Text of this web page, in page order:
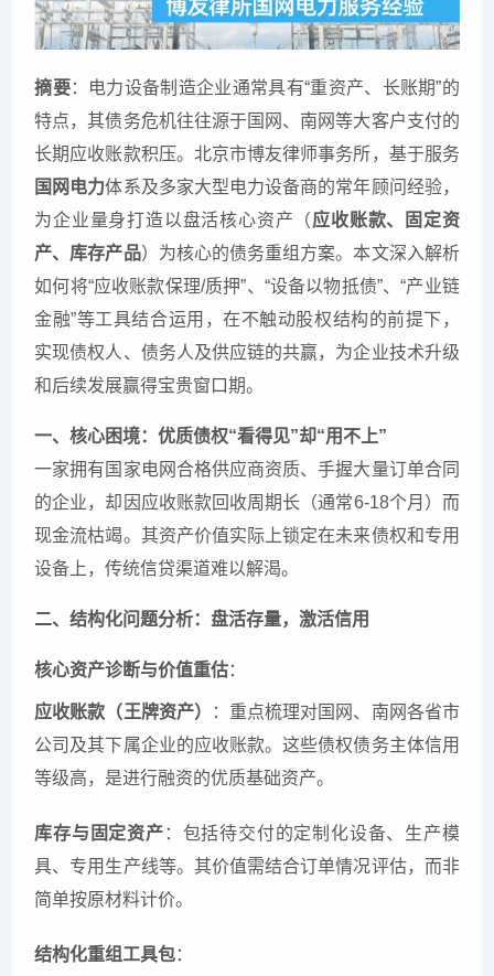
摘要：电力设备制造企业通常具有“重资产、长账期”的
特点，其债务危机往往源于国网、南网等大客户支付的
长期应收账款积压。北京市博友律师事务所，基于服务
国网电力体系及多家大型电力设备商的常年顾问经验，
为企业量身打造以盘活核心资产（应收账款、固定资
产、库存产品）为核心的债务重组方案。本文深入解析
如何将“应收账款保理/质押”、“设备以物抵债”、“产业链
金融”等工具结合运用，在不触动股权结构的前提下，
实现债权人、债务人及供应链的共赢，为企业技术升级
和后续发展赢得宝贵窗口期。
一、核心困境：优质债权“看得见”却“用不上”
一家拥有国家电网合格供应商资质、手握大量订单合同
的企业，却因应收账款回收周期长（通常6-18个月）而
现金流枯竭。其资产价值实际上锁定在未来债权和专用
设备上，传统信贷渠道难以解渴。
二、结构化问题分析：盘活存量，激活信用
核心资产诊断与价值重估：
应收账款（王牌资产）
：重点梳理对国网、南网各省市
公司及其下属企业的应收账款。这些债权债务主体信用
等级高，是进行融资的优质基础资产。
库存与固定资产 ：包括待交付的定制化设备、生产模
具、专用生产线等。其价值需结合订单情况评估，而非
简单按原材料计价。
结构化重组工具包：